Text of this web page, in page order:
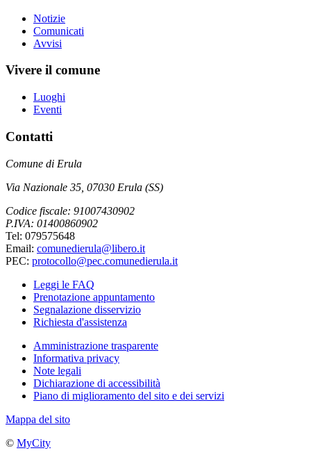
Notizie
Comunicati
Avvisi
Vivere il comune
Luoghi
Eventi
Contatti
Comune di Erula
Via Nazionale 35, 07030 Erula (SS)
Codice fiscale: 91007430902
P.IVA: 01400860902
Tel: 079575648
Email: comunedierula@libero.it
PEC: protocollo@pec.comunedierula.it
Leggi le FAQ
Prenotazione appuntamento
Segnalazione disservizio
Richiesta d'assistenza
Amministrazione trasparente
Informativa privacy
Note legali
Dichiarazione di accessibilità
Piano di miglioramento del sito e dei servizi
Mappa del sito
© MyCity